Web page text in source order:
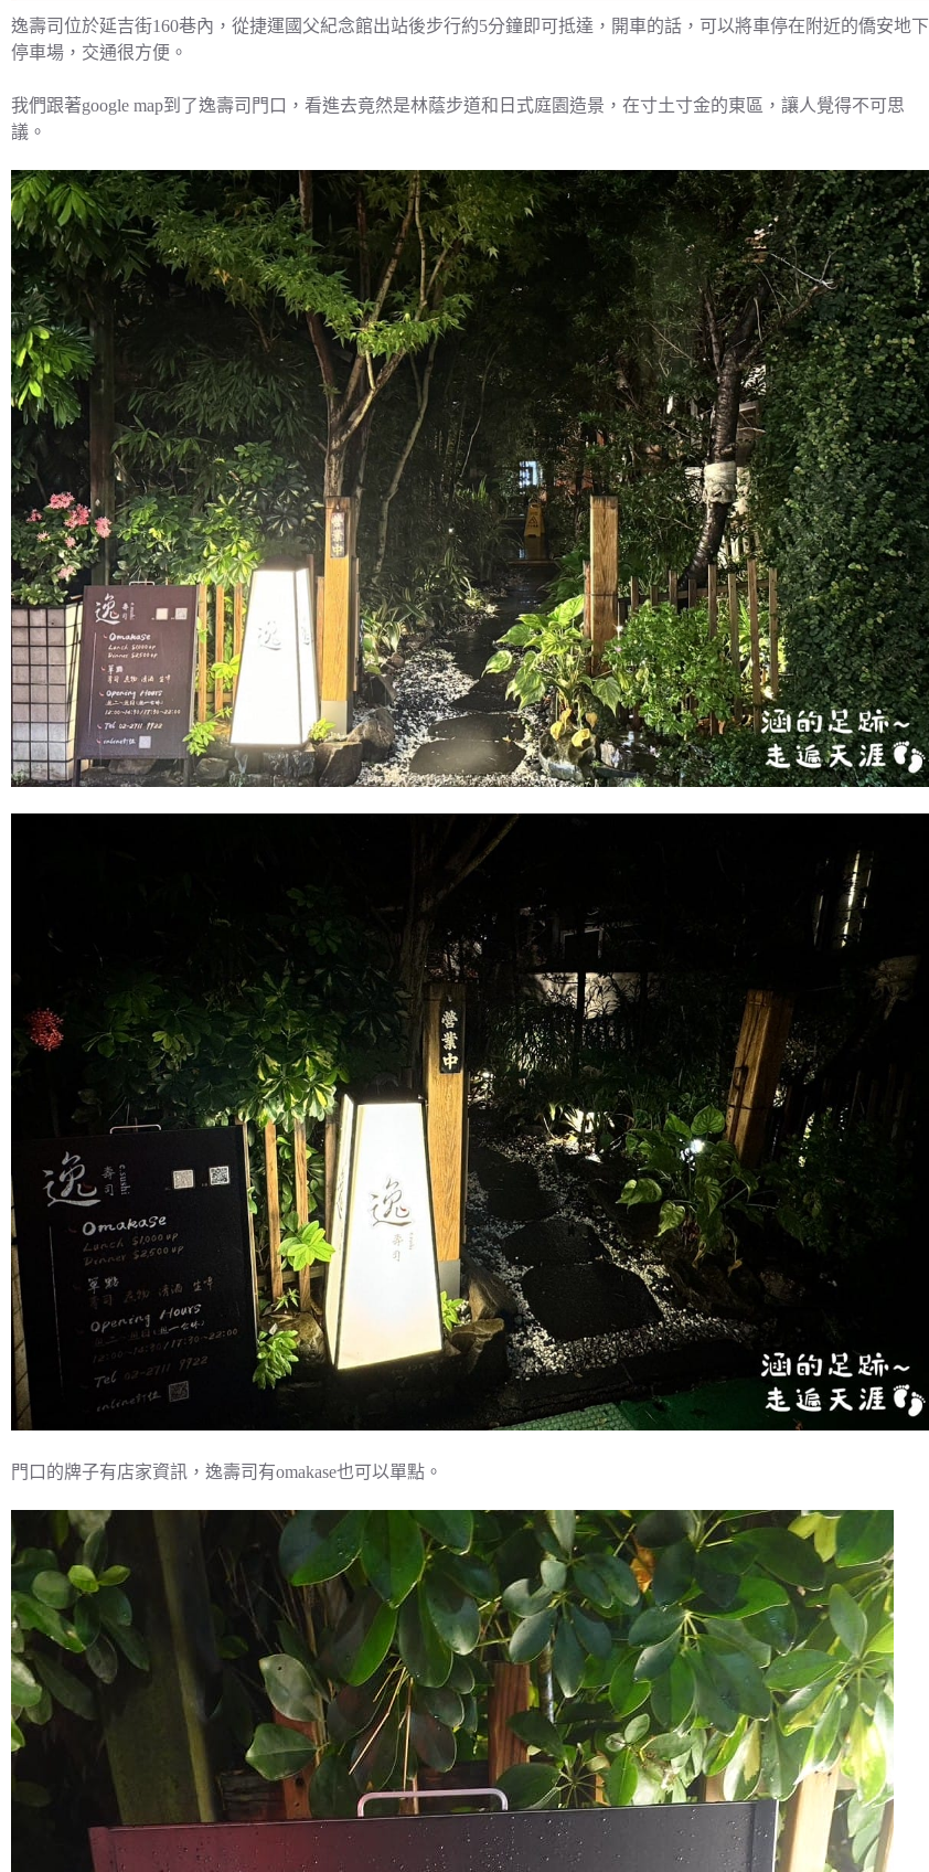
逸壽司位於延吉街160巷內，從捷運國父紀念館出站後步行約5分鐘即可抵達，開車的話，可以將車停在附近的僑安地下
停車場，交通很方便。
我們跟著google map到了逸壽司門口，看進去竟然是林蔭步道和日式庭園造景，在寸土寸金的東區，讓人覺得不可思
議。
門口的牌子有店家資訊，逸壽司有omakase也可以單點。